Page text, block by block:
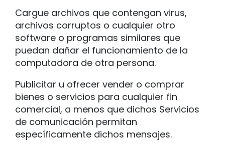
Cargue archivos que contengan virus,
archivos corruptos o cualquier otro
software o programas similares que
puedan dañar el funcionamiento de la
computadora de otra persona.
Publicitar u ofrecer vender o comprar
bienes o servicios para cualquier fin
comercial, a menos que dichos Servicios
de comunicación permitan
específicamente dichos mensajes.